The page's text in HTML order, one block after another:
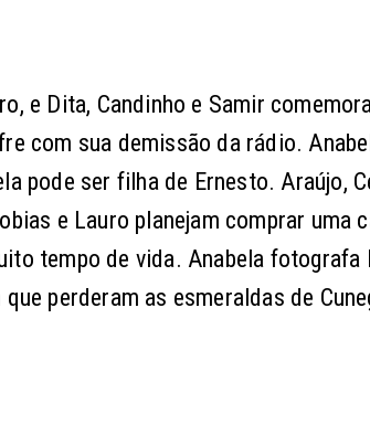
e Dita, Candinho e Samir
com sua demissão da rádio.
pode ser filha de Ernesto. Araújo,
e Lauro planejam comprar uma
tempo de vida. Anabela fotografa
perderam as esmeraldas de